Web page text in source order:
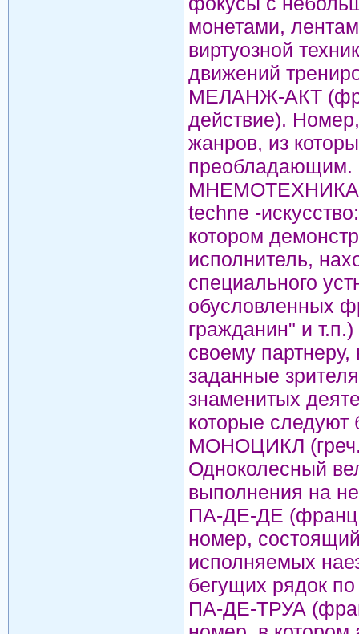
монетами,
виртуозной
движений
МЕЛАНЖ-АКТ
действие).
жанров, из
преобладающим.
МНЕМОТЕХНИКА
techne -
котором
исполнитель,
специального
обусловленных
гражданин" и
своему
заданные
знаменитых
которые следуют
МОНОЦИКЛ (греч.
Одноколесный
выполнения на
ПА-ДЕ-ДЕ
номер,
исполняемых
бегущих рядок
ПА-ДЕ-ТРУА